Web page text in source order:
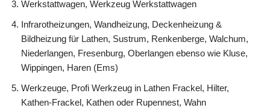
Werkstattwagen, Werkzeug Werkstattwagen
Infrarotheizungen, Wandheizung, Deckenheizung &
Bildheizung für Lathen, Sustrum, Renkenberge, Walchum,
Niederlangen, Fresenburg, Oberlangen ebenso wie Kluse,
Wippingen, Haren (Ems)
Werkzeuge, Profi Werkzeug in Lathen Frackel, Hilter,
Kathen-Frackel, Kathen oder Rupennest, Wahn